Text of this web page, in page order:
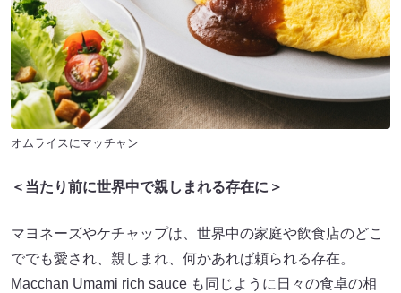
オムライスにマッチャン
＜当たり前に世界中で親しまれる存在に＞
マヨネーズやケチャップは、世界中の家庭や飲食店のどこ
ででも愛され、親しまれ、何かあれば頼られる存在。
Macchan Umami rich sauce も同じように日々の食卓の相